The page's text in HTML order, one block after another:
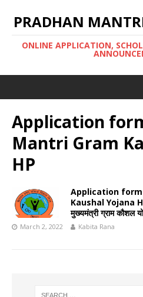
PRADHAN
ONLINE APPLICATION,
Application
Mantri Gram
HP
Application
Kaushal Yojana
मुख्यमंत्री ग्राम कौशल
March 2, 2022 Kabita Rana